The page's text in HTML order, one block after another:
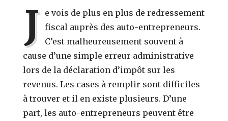
J e vois de plus en plus de redressement
fiscal auprès des auto-entrepreneurs.
C’est malheureusement souvent à
cause d’une simple erreur administrative
lors de la déclaration d’impôt sur les
revenus. Les cases à remplir sont difficiles
à trouver et il en existe plusieurs. D’une
part, les auto-entrepreneurs peuvent être